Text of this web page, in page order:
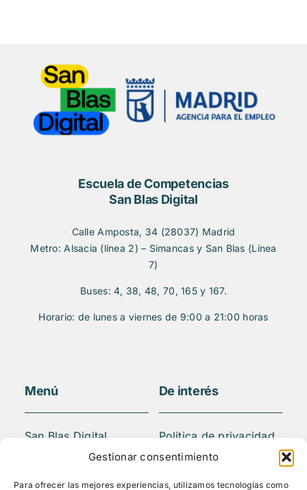
Gestionar consentimiento
Para ofrecer las mejores experiencias, utilizamos tecnologías como
Escuela de Competencias
San Blas Digital
Calle Amposta, 34 (28037) Madrid
Metro: Alsacia (línea 2) – Simancas y San Blas (Línea
7)
Buses: 4, 38, 48, 70, 165 y 167.
Horario: de lunes a viernes de 9:00 a 21:00 horas
Menú
San Blas Digital
Quiénes somos
De interés
Política de privacidad
Aviso legal